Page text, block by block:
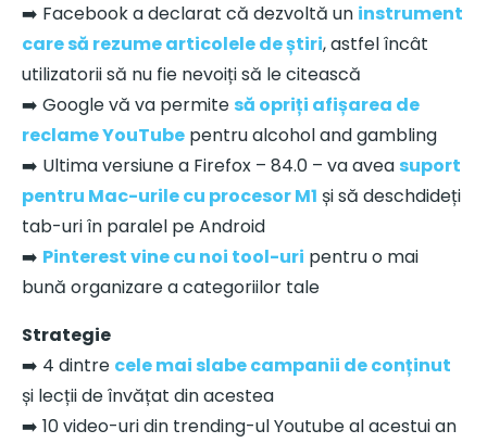
➡️ Facebook a declarat că dezvoltă un instrument
care să rezume articolele de știri, astfel încât
utilizatorii să nu fie nevoiți să le citească
➡️ Google vă va permite să opriți afișarea de
reclame YouTube pentru alcohol and gambling
➡️ Ultima versiune a Firefox – 84.0 – va avea suport
pentru Mac-urile cu procesor M1 și să deschdideți
tab-uri în paralel pe Android
➡️ Pinterest vine cu noi tool-uri pentru o mai
bună organizare a categoriilor tale
Strategie
➡️ 4 dintre cele mai slabe campanii de conținut
și lecții de învățat din acestea
➡️ 10 video-uri din trending-ul Youtube al acestui an